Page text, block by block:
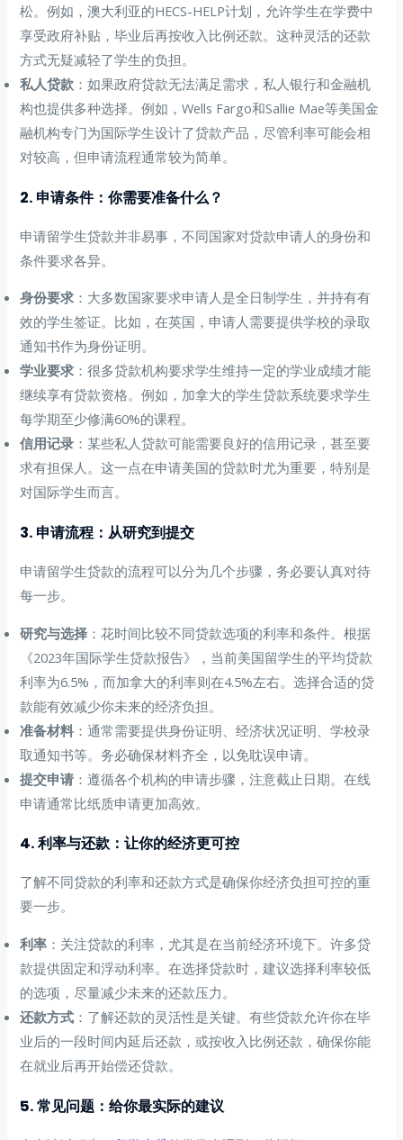
松。例如，澳大利亚的HECS-HELP计划，允许学生在学费中
享受政府补贴，毕业后再按收入比例还款。这种灵活的还款
方式无疑减轻了学生的负担。
私人贷款 ：如果政府贷款无法满足需求，私人银行和金融机
构也提供多种选择。例如，Wells Fargo和Sallie Mae等美国金
融机构专门为国际学生设计了贷款产品，尽管利率可能会相
对较高，但申请流程通常较为简单。
2. 申请条件：你需要准备什么？
申请留学生贷款并非易事，不同国家对贷款申请人的身份和
条件要求各异。
身份要求 ：大多数国家要求申请人是全日制学生，并持有有
效的学生签证。比如，在英国，申请人需要提供学校的录取
通知书作为身份证明。
学业要求 ：很多贷款机构要求学生维持一定的学业成绩才能
继续享有贷款资格。例如，加拿大的学生贷款系统要求学生
每学期至少修满60%的课程。
信用记录 ：某些私人贷款可能需要良好的信用记录，甚至要
求有担保人。这一点在申请美国的贷款时尤为重要，特别是
对国际学生而言。
3. 申请流程：从研究到提交
申请留学生贷款的流程可以分为几个步骤，务必要认真对待
每一步。
研究与选择 ：花时间比较不同贷款选项的利率和条件。根据
《2023年国际学生贷款报告》，当前美国留学生的平均贷款
利率为6.5%，而加拿大的利率则在4.5%左右。选择合适的贷
款能有效减少你未来的经济负担。
准备材料 ：通常需要提供身份证明、经济状况证明、学校录
取通知书等。务必确保材料齐全，以免耽误申请。
提交申请 ：遵循各个机构的申请步骤，注意截止日期。在线
申请通常比纸质申请更加高效。
4. 利率与还款：让你的经济更可控
了解不同贷款的利率和还款方式是确保你经济负担可控的重
要一步。
利率 ：关注贷款的利率，尤其是在当前经济环境下。许多贷
款提供固定和浮动利率。在选择贷款时，建议选择利率较低
的选项，尽量减少未来的还款压力。
还款方式 ：了解还款的灵活性是关键。有些贷款允许你在毕
业后的一段时间内延后还款，或按收入比例还款，确保你能
在就业后再开始偿还贷款。
5. 常见问题：给你最实际的建议